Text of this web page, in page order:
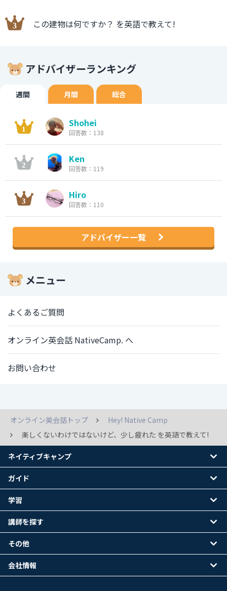
この建物は何ですか？ を英語で教えて!
アドバイザーランキング
週間 月間 総合
Shohei
回答数：138
Ken
回答数：119
Hiro
回答数：110
アドバイザー一覧
メニュー
よくあるご質問
オンライン英会話 NativeCamp. へ
お問い合わせ
オンライン英会話トップ
Hey! Native Camp
楽しくないわけではないけど、少し疲れた を英語で教えて!
ネイティブキャンプ
ガイド
学習
講師を探す
その他
会社情報